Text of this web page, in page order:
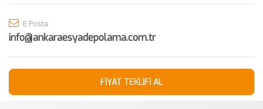
E Posta
info@ankaraesyadepolama.com.tr
FİYAT TEKLİFİ AL